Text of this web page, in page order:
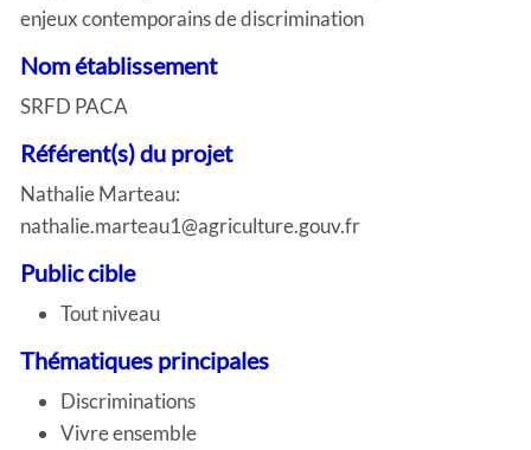
enjeux contemporains de discrimination
Nom établissement
SRFD PACA
Référent(s) du projet
Nathalie Marteau:
nathalie.marteau1@agriculture.gouv.fr
Public cible
Tout niveau
Thématiques principales
Discriminations
Vivre ensemble